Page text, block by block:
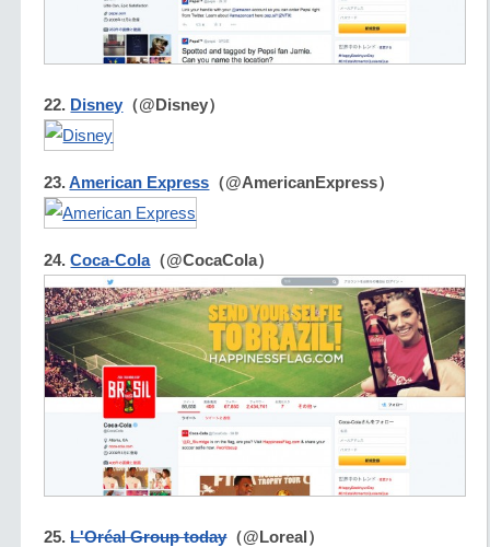
22. Disney （@Disney）
23.American Express （@AmericanExpress）
24.Coca-Cola（@CocaCola）
25.L'Oréal Group today（@Loreal）